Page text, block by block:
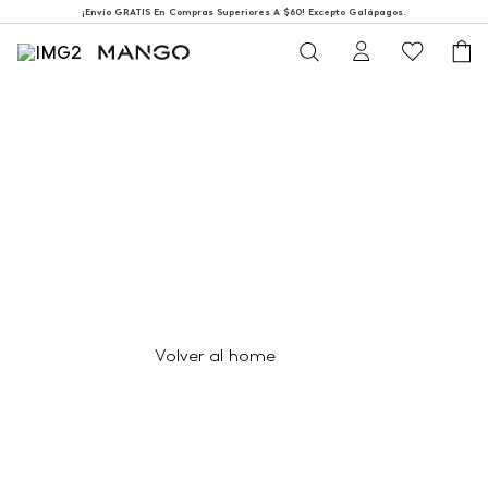
¡Envío GRATIS En Compras Superiores A $60! Excepto Galápagos.
Volver al home